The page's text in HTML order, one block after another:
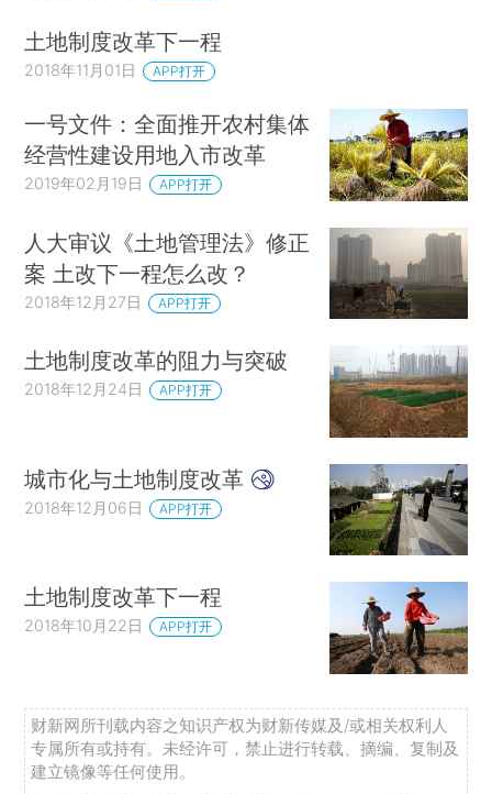
土地制度改革下一程
2018年11月01日 APP打开
一号文件：全面推开农村集体
经营性建设用地入市改革
2019年02月19日 APP打开
人大审议《土地管理法》修正
案 土改下一程怎么改？
2018年12月27日 APP打开
土地制度改革的阻力与突破
2018年12月24日 APP打开
城市化与土地制度改革
2018年12月06日 APP打开
土地制度改革下一程
2018年10月22日 APP打开
财新网所刊载内容之知识产权为财新传媒及/或相关权利人
专属所有或持有。未经许可，禁止进行转载、摘编、复制及
建立镜像等任何使用。